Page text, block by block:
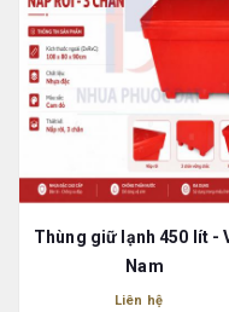
Thùng giữ lạnh 450 lít -
Nam
Liên hệ